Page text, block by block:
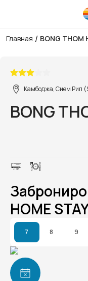
Главная / BONG THOM
Камбоджа, Сием Рип
BONG
HOME
7 8 9